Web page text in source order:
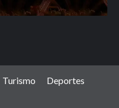
Turismo Deportes